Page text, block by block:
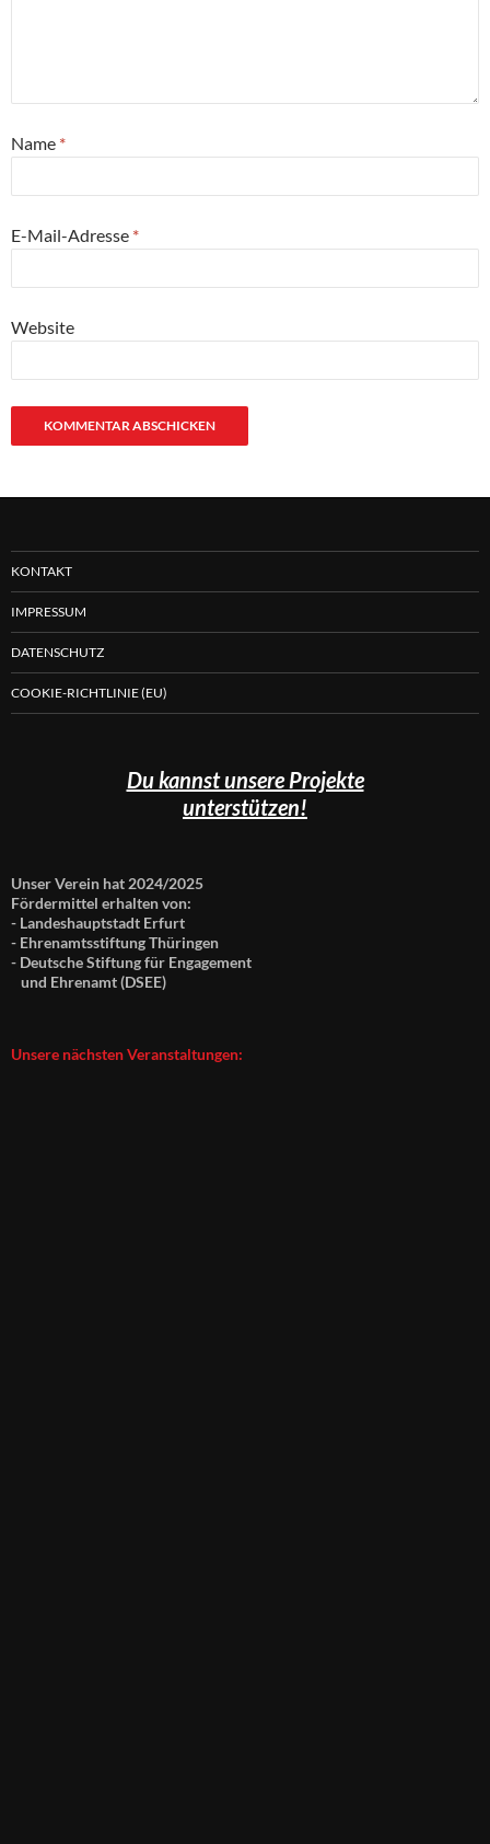
Name *
E-Mail-Adresse *
Website
KONTAKT
IMPRESSUM
DATENSCHUTZ
COOKIE-RICHTLINIE (EU)
Du kannst unsere Projekte
unterstützen!
Unser Verein hat 2024/2025
Fördermittel erhalten von:
- Landeshauptstadt Erfurt
- Ehrenamtsstiftung Thüringen
- Deutsche Stiftung für Engagement
und Ehrenamt (DSEE)
Unsere nächsten Veranstaltungen: